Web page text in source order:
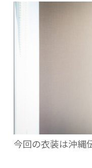
今回の衣装は沖縄